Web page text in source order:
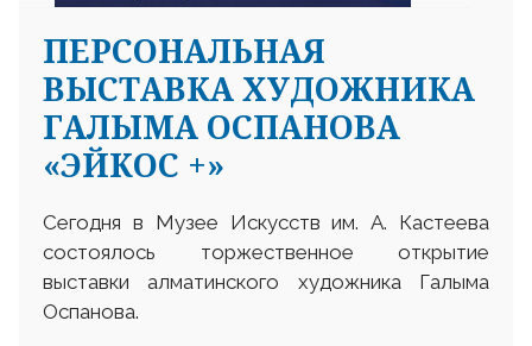
ПЕРСОНАЛЬНАЯ
ВЫСТАВКА ХУДОЖНИКА
ГАЛЫМА ОСПАНОВА
«ЭЙКОС +»
Сегодня в Музее Искусств им. А. Кастеева
состоялось торжественное открытие
выставки алматинского художника Галыма
Оспанова.